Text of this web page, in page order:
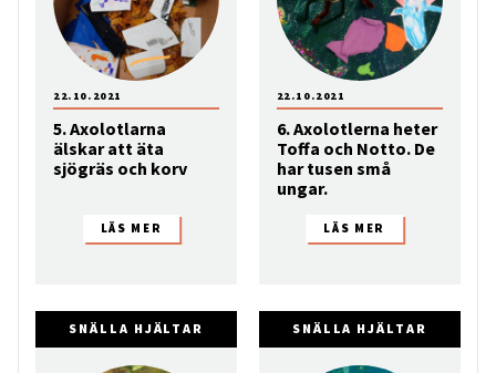
5. Axolotlarna
älskar att äta
sjögräs och korv
22.10.2021
6. Axolotlerna heter
Toffa och Notto. De
har tusen små
ungar.
22.10.2021
SNÄLLA HJÄLTAR SNÄLLA HJÄLTAR